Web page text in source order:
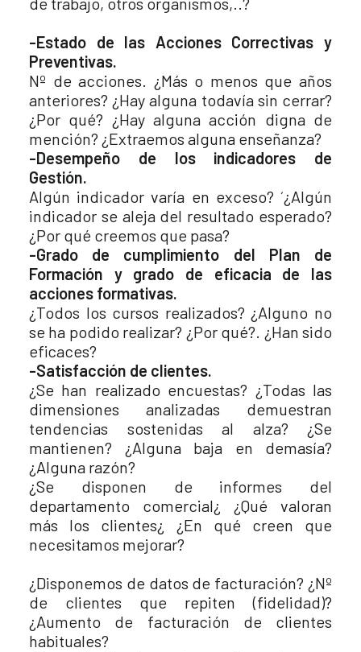
-Estado de las Acciones Correctivas y
Preventivas.
Nº de acciones. ¿Más o menos que años
anteriores? ¿Hay alguna todavía sin cerrar?
¿Por qué? ¿Hay alguna acción digna de
mención? ¿Extraemos alguna enseñanza?
-Desempeño de los indicadores de
Gestión.
Algún indicador varía en exceso? ´¿Algún
indicador se aleja del resultado esperado?
¿Por qué creemos que pasa?
-Grado de cumplimiento del Plan de
Formación y grado de eficacia de las
acciones formativas.
¿Todos los cursos realizados? ¿Alguno no
se ha podido realizar? ¿Por qué?. ¿Han sido
eficaces?
-Satisfacción de clientes.
¿Se han realizado encuestas? ¿Todas las
dimensiones analizadas demuestran
tendencias sostenidas al alza? ¿Se
mantienen? ¿Alguna baja en demasía?
¿Alguna razón?
¿Se disponen de informes del
departamento comercial¿ ¿Qué valoran
más los clientes¿ ¿En qué creen que
necesitamos mejorar?
¿Disponemos de datos de facturación? ¿Nº
de clientes que repiten (fidelidad)?
¿Aumento de facturación de clientes
habituales?